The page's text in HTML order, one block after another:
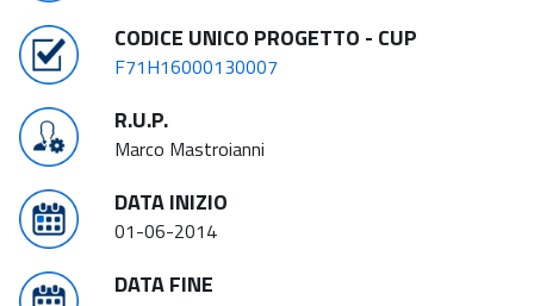
CODICE UNICO PROGETTO - CUP
F71H16000130007
R.U.P.
Marco Mastroianni
DATA INIZIO
01-06-2014
DATA FINE